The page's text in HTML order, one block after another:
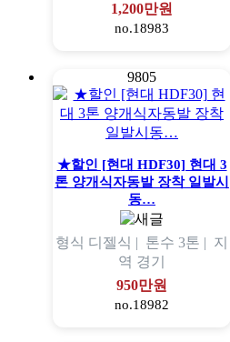
1,200만원
no.18983
9805
★할인 [현대 HDF30] 현대 3
톤 양개식자동발 장착 일발시
동…
형식 디젤식 | 톤수 3톤 | 지
역 경기
950만원
no.18982